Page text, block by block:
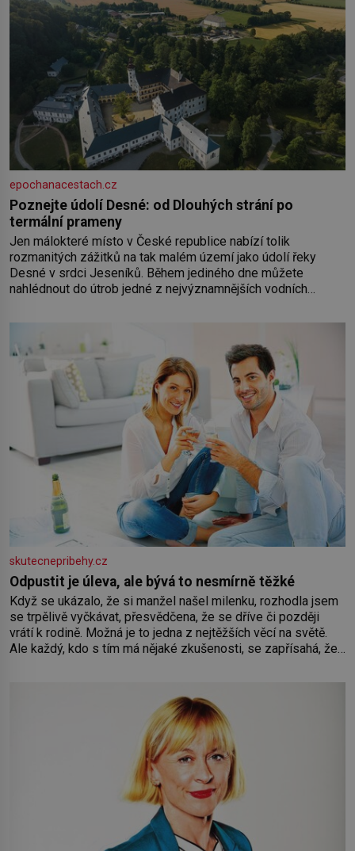
epochanacestach.cz
Poznejte údolí Desné: od Dlouhých strání po
termální prameny
Jen málokteré místo v České republice nabízí tolik
rozmanitých zážitků na tak malém území jako údolí řeky
Desné v srdci Jeseníků. Během jediného dne můžete
nahlédnout do útrob jedné z nejvýznamnějších vodních
koloběžce a den zakončit poznáváním památek ve Velkých
skutecnepribehy.cz
Odpustit je úleva, ale bývá to nesmírně těžké
Když se ukázalo, že si manžel našel milenku, rozhodla jsem
se trpělivě vyčkávat, přesvědčena, že se dříve či později
vrátí k rodině. Možná je to jedna z nejtěžších věcí na světě.
Ale každý, kdo s tím má nějaké zkušenosti, se zapřísahá, že